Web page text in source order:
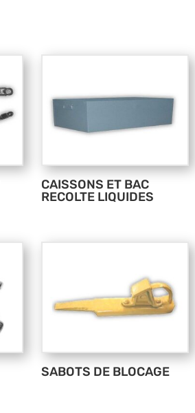
CAISSONS ET BAC
RECOLTE LIQUIDES
SABOTS DE BLOCAGE